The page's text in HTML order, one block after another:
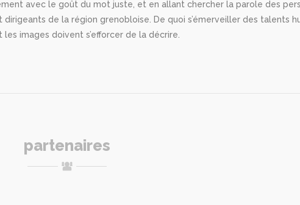
avec le goût du mot juste, et en allant chercher la parole des
dirigeants de la région grenobloise. De quoi s’émerveiller des talents
images doivent s’efforcer de la décrire.
partenaires